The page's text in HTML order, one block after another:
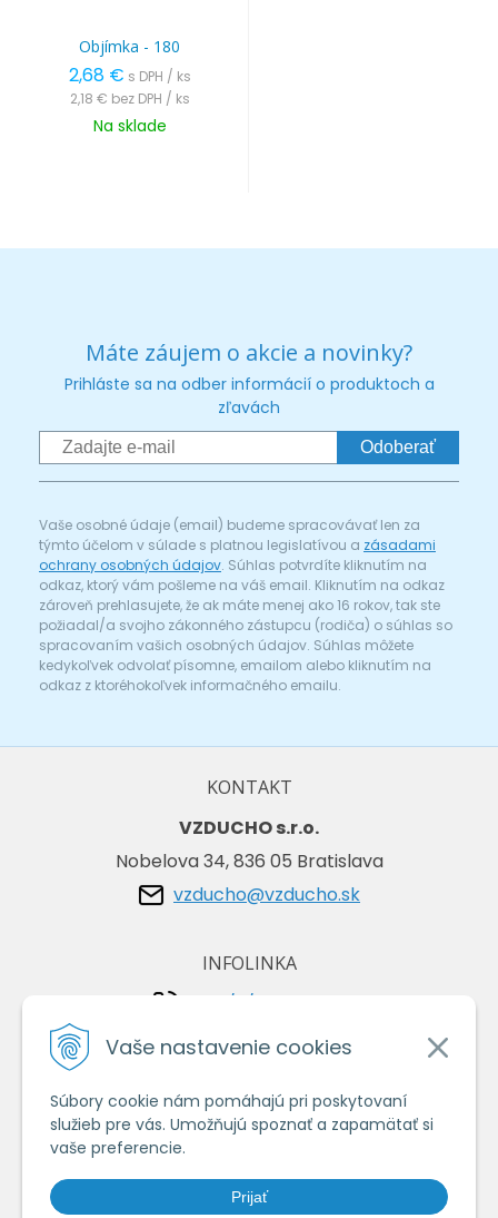
Vaše nastavenie cookies
Súbory cookie nám pomáhajú pri poskytovaní
služieb pre vás. Umožňujú spoznať a zapamätať si
vaše preferencie.
Prijať
Objímka - 180
2,68 € s DPH / ks
2,18 € bez DPH / ks
Na sklade
Máte záujem o akcie a novinky?
Prihláste sa na odber informácií o produktoch a
zľavách
Odoberať
Vaše osobné údaje (email) budeme spracovávať len za
týmto účelom v súlade s platnou legislatívou a zásadami
ochrany osobných údajov. Súhlas potvrdíte kliknutím na
odkaz, ktorý vám pošleme na váš email. Kliknutím na odkaz
zároveň prehlasujete, že ak máte menej ako 16 rokov, tak ste
požiadal/a svojho zákonného zástupcu (rodiča) o súhlas so
spracovaním vašich osobných údajov. Súhlas môžete
kedykoľvek odvolať písomne, emailom alebo kliknutím na
odkaz z ktoréhokoľvek informačného emailu.
KONTAKT
VZDUCHO s.r.o.
Nobelova 34, 836 05 Bratislava
vzducho@vzducho.sk
INFOLINKA
+421/2/4464 0134
+421/903 729 042
VŠETKO O NÁKUPE
Obchodné podmienky
Ochrana osobných údajov
Ako nakupovať